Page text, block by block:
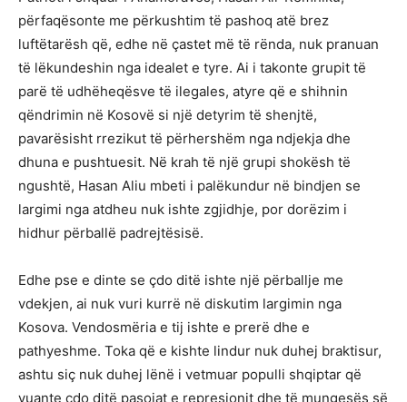
përfaqësonte me përkushtim të pashoq atë brez
luftëtarësh që, edhe në çastet më të rënda, nuk pranuan
të lëkundeshin nga idealet e tyre. Ai i takonte grupit të
parë të udhëheqësve të ilegales, atyre që e shihnin
qëndrimin në Kosovë si një detyrim të shenjtë,
pavarësisht rrezikut të përhershëm nga ndjekja dhe
dhuna e pushtuesit. Në krah të një grupi shokësh të
ngushtë, Hasan Aliu mbeti i palëkundur në bindjen se
largimi nga atdheu nuk ishte zgjidhje, por dorëzim i
hidhur përballë padrejtësisë.
Edhe pse e dinte se çdo ditë ishte një përballje me
vdekjen, ai nuk vuri kurrë në diskutim largimin nga
Kosova. Vendosmëria e tij ishte e prerë dhe e
pathyeshme. Toka që e kishte lindur nuk duhej braktisur,
ashtu siç nuk duhej lënë i vetmuar populli shqiptar që
vuante çdo ditë pasojat e represionit dhe të mungesës së